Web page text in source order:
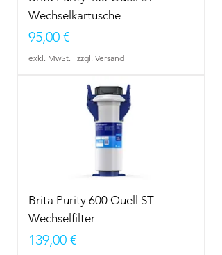
Wechselkartusche
Preis
95,00 €
exkl. MwSt. | zzgl. Versand
Brita Purity 600 Quell ST
Wechselfilter
Preis
139,00 €